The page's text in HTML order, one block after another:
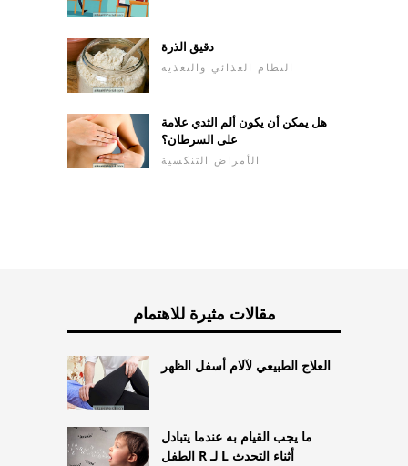
دقيق الذرة
النظام الغذائي والتغذية
هل يمكن أن يكون ألم الثدي علامة
على السرطان؟
الأمراض التنكسية
مقالات مثيرة للاهتمام
العلاج الطبيعي لآلام أسفل الظهر
ما يجب القيام به عندما يتبادل
الطفل R لـ L أثناء التحدث